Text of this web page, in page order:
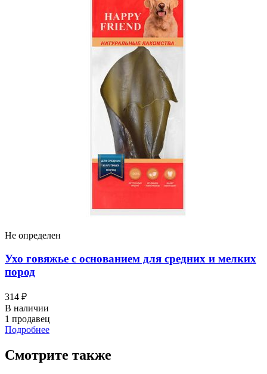
Не определен
Ухо говяжье с основанием для средних и мелких
пород
314 ₽
В наличии
1 продавец
Подробнее
Смотрите также